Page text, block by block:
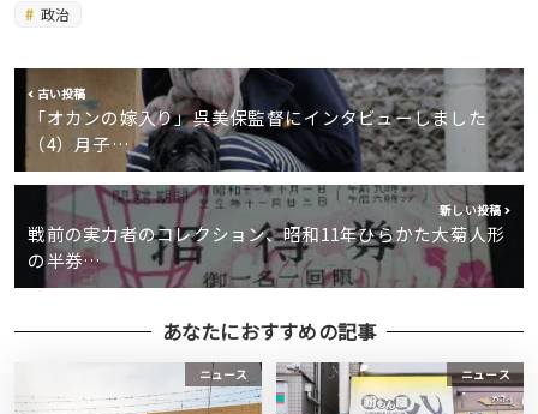
政治
古い投稿
「オカンの嫁入り」呉美保監督にインタビューしました
（4）月子…
新しい投稿
戦前の実力者のコレクション、昭和11年ひらかた大菊人形
の半券…
あなたにおすすめの記事
ニュース ニュース